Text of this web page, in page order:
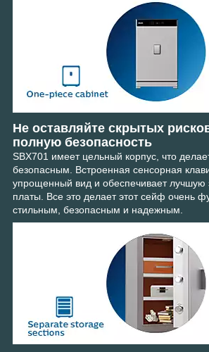
Не оставляйте скрытых
полную безопасность
SBX701 имеет цельный корпус, что
безопасным. Встроенная сенсорная
упрощенный вид и обеспечивает лучшую
платы. Все это делает этот сейф очень
стильным, безопасным и надежным.